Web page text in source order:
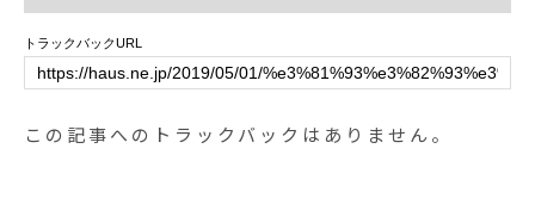
ち着いたネイビーとベージュの組
み合わせ、ハッキリとした色のオ
トラックバックURL
この記事へのトラックバックはありません。